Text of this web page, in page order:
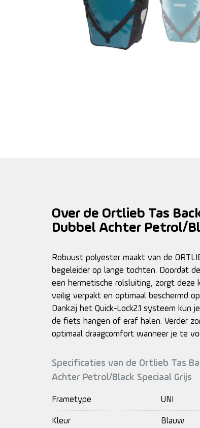
Over de Ortlieb Tas
Dubbel Achter Petrol/
Robuust polyester maakt van de
begeleider op lange tochten. Doordat
een hermetische rolsluiting, zorgt deze
veilig verpakt en optimaal beschermd
Dankzij het Quick-Lock2.1 systeem kun
de fiets hangen of eraf halen. Verder
optimaal draagcomfort wanneer je te
Specificaties van de Ortlieb Tas
Achter Petrol/Black Speciaal Grijs
Frametype UNI
Kleur Blauw